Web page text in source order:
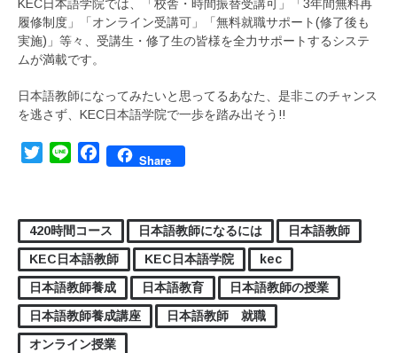
KEC日本語学院では、「校舎・時間振替受講可」「3年間無料再
履修制度」「オンライン受講可」「無料就職サポート(修了後も
実施)」等々、受講生・修了生の皆様を全力サポートするシステ
ムが満載です。
日本語教師になってみたいと思ってるあなた、是非このチャンス
を逃さず、KEC日本語学院で一歩を踏み出そう!!
TwitterLine FacebookShare
420時間コース 日本語教師になるには
日本語教師
KEC日本語教師
KEC日本語学院
kec
日本語教師養成
日本語教育
日本語教師の授業
日本語教師養成講座
日本語教師 就職
オンライン授業